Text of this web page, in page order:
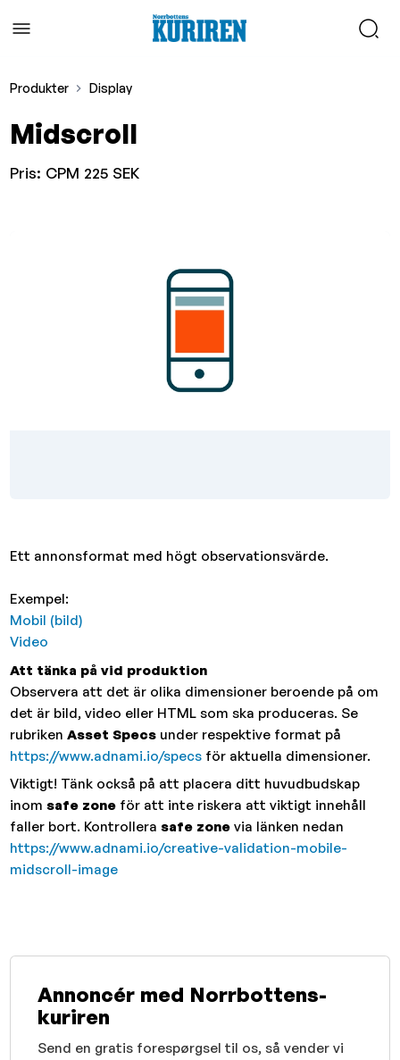
Produkter Display
Midscroll
Pris: CPM 225 SEK
Ett annonsformat med högt observationsvärde.
Exempel:
Mobil (bild)
Video
Att tänka på vid produktion
Observera att det är olika dimensioner beroende på om
det är bild, video eller HTML som ska produceras. Se
rubriken Asset Specs under respektive format på
https://www.adnami.io/specs för aktuella dimensioner.
Viktigt! Tänk också på att placera ditt huvudbudskap
inomsafe zone för att inte riskera att viktigt innehåll
faller bort. Kontrollerasafe zone via länken nedan
https://www.adnami.io/creative-validation-mobile-
midscroll-image
Annoncér med Norrbottens-
kuriren
Send en gratis forespørgsel til os, så vender vi